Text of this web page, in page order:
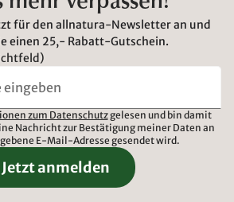
für den allnatura-Newsletter an und
einen 25,- Rabatt-Gutschein.
zum Datenschutzgelesen und bin damit
Nachricht zur Bestätigung meiner Daten an
E-Mail-Adresse gesendet wird.
Jetzt anmelden